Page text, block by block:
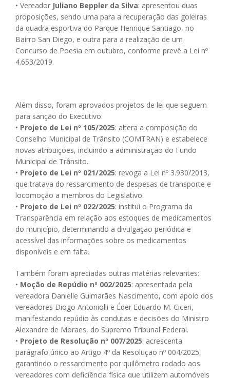
• Vereador Juliano Beppler da Silva: apresentou duas
proposições, sendo uma para a recuperação das goleiras
da quadra esportiva do Parque Henrique Santiago, no
Bairro San Diego, e outra para a realização de um
Concurso de Poesia em outubro, conforme prevê a Lei nº
4.653/2019.
Além disso, foram aprovados projetos de lei que seguem
para sanção do Executivo:
• Projeto de Lei nº 105/2025: altera a composição do
Conselho Municipal de Trânsito (COMTRAN) e estabelece
novas atribuições, incluindo a administração do Fundo
Municipal de Trânsito.
• Projeto de Lei nº 021/2025: revoga a Lei nº 3.930/2013,
que tratava do ressarcimento de despesas de transporte e
locomoção a membros do Legislativo.
• Projeto de Lei nº 022/2025: institui o Programa da
Transparência em relação aos estoques de medicamentos
do município, determinando a divulgação periódica e
acessível das informações sobre os medicamentos
disponíveis e em falta.
Também foram apreciadas outras matérias relevantes:
• Moção de Repúdio nº 002/2025: apresentada pela
vereadora Danielle Guimarães Nascimento, com apoio dos
vereadores Diogo Antoniolli e Éder Eduardo M. Ciceri,
manifestando repúdio às condutas e decisões do Ministro
Alexandre de Moraes, do Supremo Tribunal Federal.
• Projeto de Resolução nº 007/2025: acrescenta
parágrafo único ao Artigo 4º da Resolução nº 004/2025,
garantindo o ressarcimento por quilômetro rodado aos
vereadores com deficiência física que utilizem automóveis